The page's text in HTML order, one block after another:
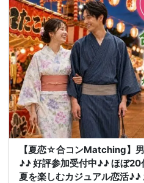
【夏恋☆合コンMatching】
♪♪ 好評参加受付中♪♪ ほぼ
夏を楽しむカジュアル恋活♪♪